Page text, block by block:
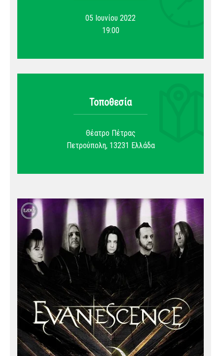
05 Ιουνίου 2022
19:00
Τοποθεσία
Θέατρο Πέτρας
Πετρούπολη, 13231 Ελλάδα